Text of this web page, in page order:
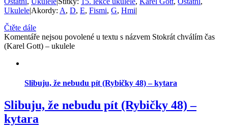
Ukulele|Akordy: A, D, E, Fismi, G, Hmi|
Čtěte dále
Komentáře nejsou povolené u textu s názvem Stokrát chválím čas
(Karel Gott) – ukulele
Slibuju, že nebudu pít (Rybičky 48) – kytara
Slibuju, že nebudu pít (Rybičky 48) –
kytara